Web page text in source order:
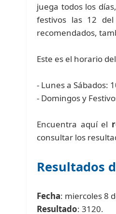
juega todos los
festivos las 12
recomendados,
Este es el horario
- Lunes a Sábados:
- Domingos y
Encuentra aquí el
consultar los
Resultados
Fecha: miercoles 8
Resultado: 3120.